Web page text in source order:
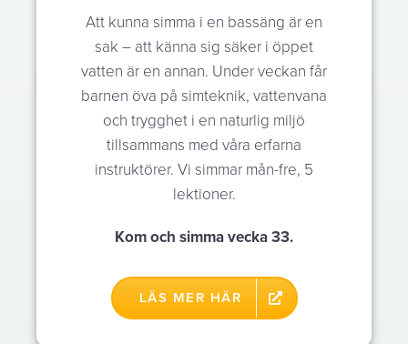
Att kunna simma i en bassäng är en
sak – att känna sig säker i öppet
vatten är en annan. Under veckan får
barnen öva på simteknik, vattenvana
och trygghet i en naturlig miljö
tillsammans med våra erfarna
instruktörer. Vi simmar mån-fre, 5
lektioner.
Kom och simma vecka 33.
LÄS MER HÄR